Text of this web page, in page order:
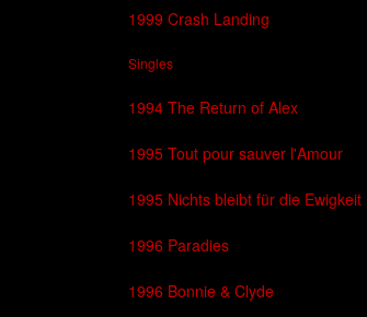
1999 Crash Landing
Singles
1994 The Return of Alex
1995 Tout pour sauver l'Amour
1995 Nichts bleibt für die Ewigkeit
1996 Paradies
1996 Bonnie & Clyde